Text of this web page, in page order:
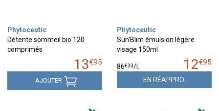
Phytoceutic
Détente sommeil bio 120
comprimés
13€95
AJOUTER
Phytoceutic
Sun'Blim émulsion légère
visage 150ml
12€95
86€33/
EN RÉAPPRO.